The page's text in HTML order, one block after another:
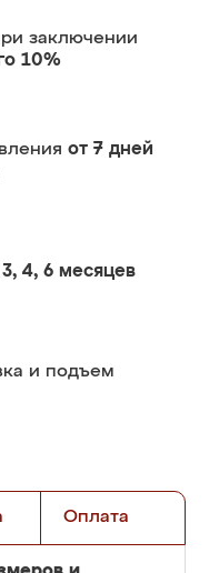
заключении
10%
от 7 дней
4, 6 месяцев
и подъем
Оплата